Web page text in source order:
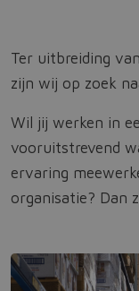
Ter uitbreiding
zijn wij op zoek
Wil jij werken in
vooruitstrevend
ervaring
organisatie? Dan